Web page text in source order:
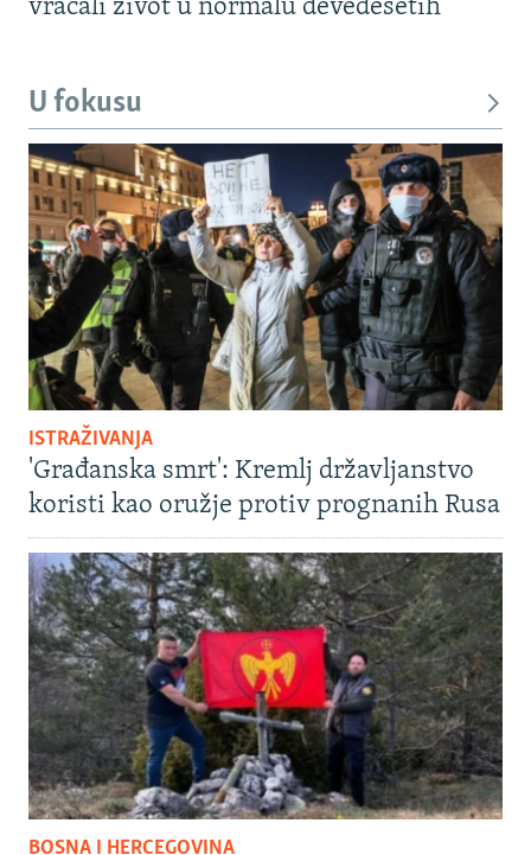
vraćali život u normalu devedesetih
U fokusu
ISTRAŽIVANJA
'Građanska smrt': Kremlj državljanstvo
koristi kao oružje protiv prognanih Rusa
BOSNA I HERCEGOVINA